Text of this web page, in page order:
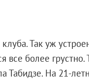
Так уж
все более
Табидзе. На 21-